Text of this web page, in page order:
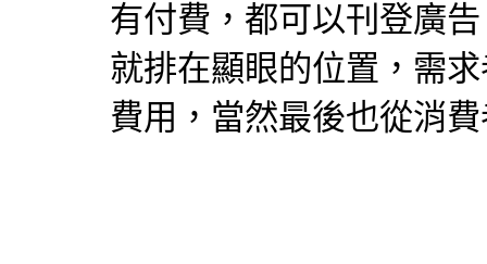
有付費，都可以刊登廣
就排在顯眼的位置，需
費用，當然最後也從消